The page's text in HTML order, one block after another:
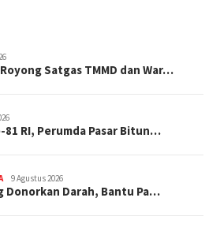
Satgas TMMD dan War…
81 RI, Perumda Pasar Bitun…
9 Agustus 2026
Donorkan Darah, Bantu Pa…